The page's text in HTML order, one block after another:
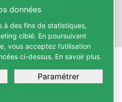
de Courrendlin. Tous
cookies
données
à des fins de statistiques,
ciblé. En poursuivant
vous acceptez l’utilisation
ci-dessus. En savoir plus.
Paramétrer